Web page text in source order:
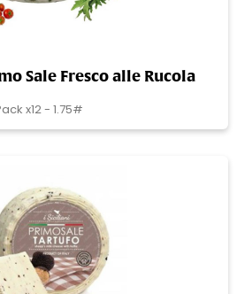
Sale Fresco alle Rucola
x12 - 1.75#